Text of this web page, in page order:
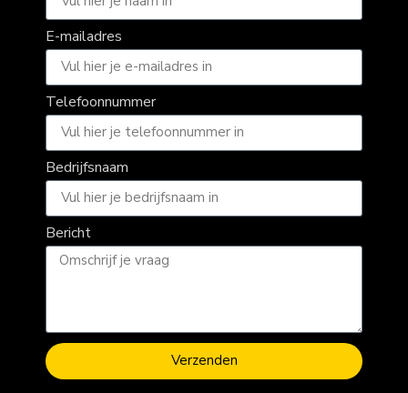
E-mailadres
Telefoonnummer
Bedrijfsnaam
Bericht
Verzenden